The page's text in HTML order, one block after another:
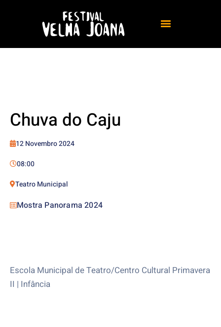
Chuva do Caju
12 Novembro 2024
08:00
Teatro Municipal
Mostra Panorama 2024
Escola Municipal de Teatro/Centro Cultural Primavera
II | Infância